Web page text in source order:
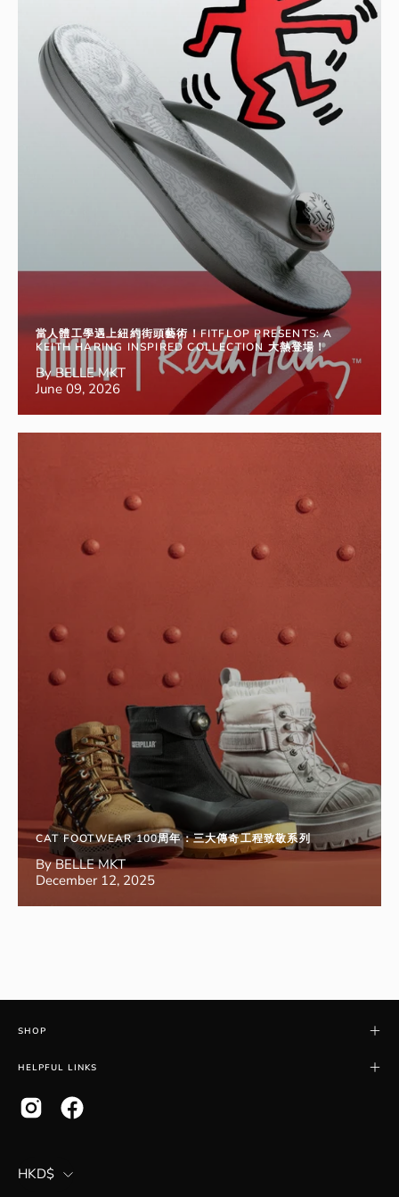
當人體工學遇上紐約街頭藝術！FITFLOP PRESENTS: A
KEITH HARING INSPIRED COLLECTION 大熱登場！
By BELLE MKT
June 09, 2026
CAT FOOTWEAR 100周年：三大傳奇工程致敬系列
By BELLE MKT
December 12, 2025
SHOP
HELPFUL LINKS
COUNTRY
HKD$